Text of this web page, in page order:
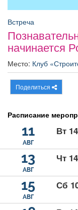
Афиша
Товары
ТВ программа
Встреча
начинается
Место: Клуб
Поделиться
Расписание
11
АВГ
Вт
13
АВГ
Чт
15
АВГ
Сб